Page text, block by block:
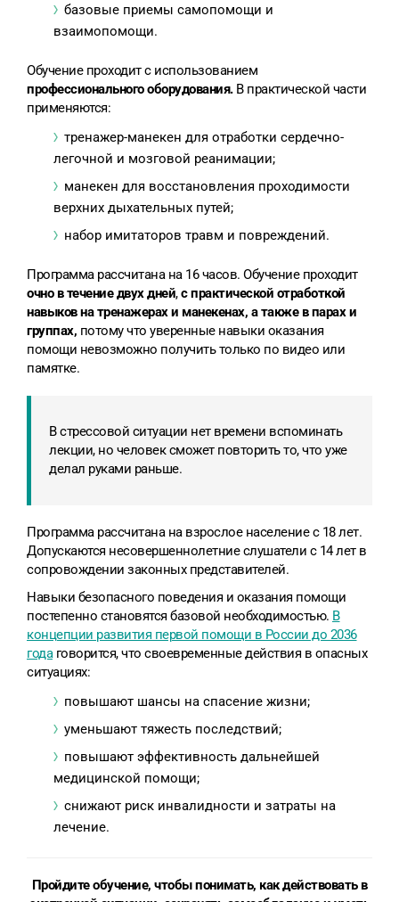
базовые приемы самопомощи и
взаимопомощи.
Обучение проходит с использованием
профессионального оборудования. В практической части
применяются:
тренажер-манекен для отработки сердечно-
легочной и мозговой реанимации;
манекен для восстановления проходимости
верхних дыхательных путей;
набор имитаторов травм и повреждений.
Программа рассчитана на 16 часов. Обучение проходит
очно в течение двух дней,с практической отработкой
навыков на тренажерах и манекенах, а также в парах и
группах, потому что уверенные навыки оказания
помощи невозможно получить только по видео или
памятке.
В стрессовой ситуации нет времени вспоминать
лекции, но человек сможет повторить то, что уже
делал руками раньше.
Программа рассчитана на взрослое население с 18 лет.
Допускаются несовершеннолетние слушатели с 14 лет в
сопровождении законных представителей.
Навыки безопасного поведения и оказания помощи
постепенно становятся базовой необходимостью. В
концепции развития первой помощи в России до 2036
годаговорится, что своевременные действия в опасных
ситуациях:
повышают шансы на спасение жизни;
уменьшают тяжесть последствий;
повышают эффективность дальнейшей
медицинской помощи;
снижают риск инвалидности и затраты на
лечение.
Пройдите обучение, чтобы понимать, как действовать в